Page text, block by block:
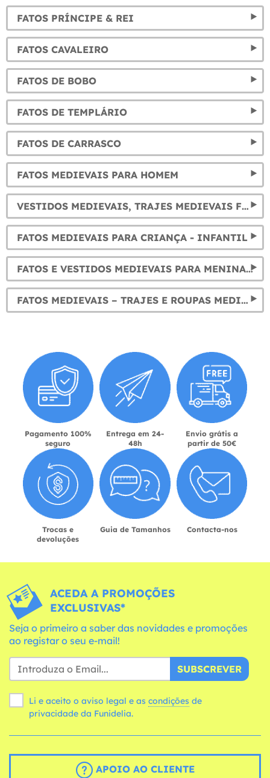
FATOS PRÍNCIPE & REI
FATOS CAVALEIRO
FATOS DE BOBO
FATOS DE TEMPLÁRIO
FATOS DE CARRASCO
FATOS MEDIEVAIS PARA HOMEM
VESTIDOS MEDIEVAIS, TRAJES MEDIEVAIS FEMININOS PARA DISFARCE
FATOS MEDIEVAIS PARA CRIANÇA - INFANTIL
FATOS E VESTIDOS MEDIEVAIS PARA MENINA: DISFARCES
FATOS MEDIEVAIS – TRAJES E ROUPAS MEDIEVAIS PARA DISFARCE
Pagamento 100%
seguro
Entrega em 24-
48h
Envio grátis a
partir de 50€
Trocas e
devoluções
Guia de Tamanhos Contacta-nos
ACEDA A PROMOÇÕES
EXCLUSIVAS*
Seja o primeiro a saber das novidades e promoções
ao registar o seu e-mail!
SUBSCREVER
Li e aceito o aviso legal e as condições
privacidade da Funidelia.
APOIO AO CLIENTE